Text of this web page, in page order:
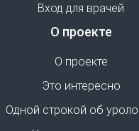
Вход для врачей
О проекте
О проекте
Это интересно
Одной строкой об